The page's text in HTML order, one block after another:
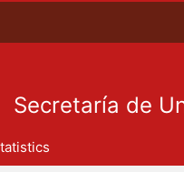
Secretaría de